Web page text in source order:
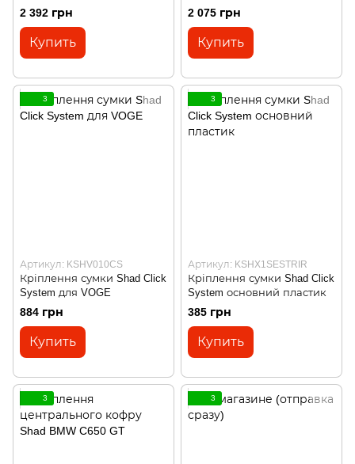
700 2019 - 2023
2 392 грн
Купить
2 075 грн
Купить
3
Артикул: KSHV010CS
Кріплення сумки Shad Click
System для VOGE
884 грн
Купить
3
Артикул: KSHX1SESTRIR
Кріплення сумки Shad Click
System основний пластик
385 грн
Купить
3 3